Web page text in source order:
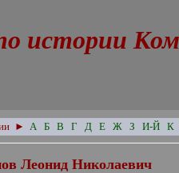
истории
► А Б В Г Д Е Ж З И-Й К
Леонид Николаевич